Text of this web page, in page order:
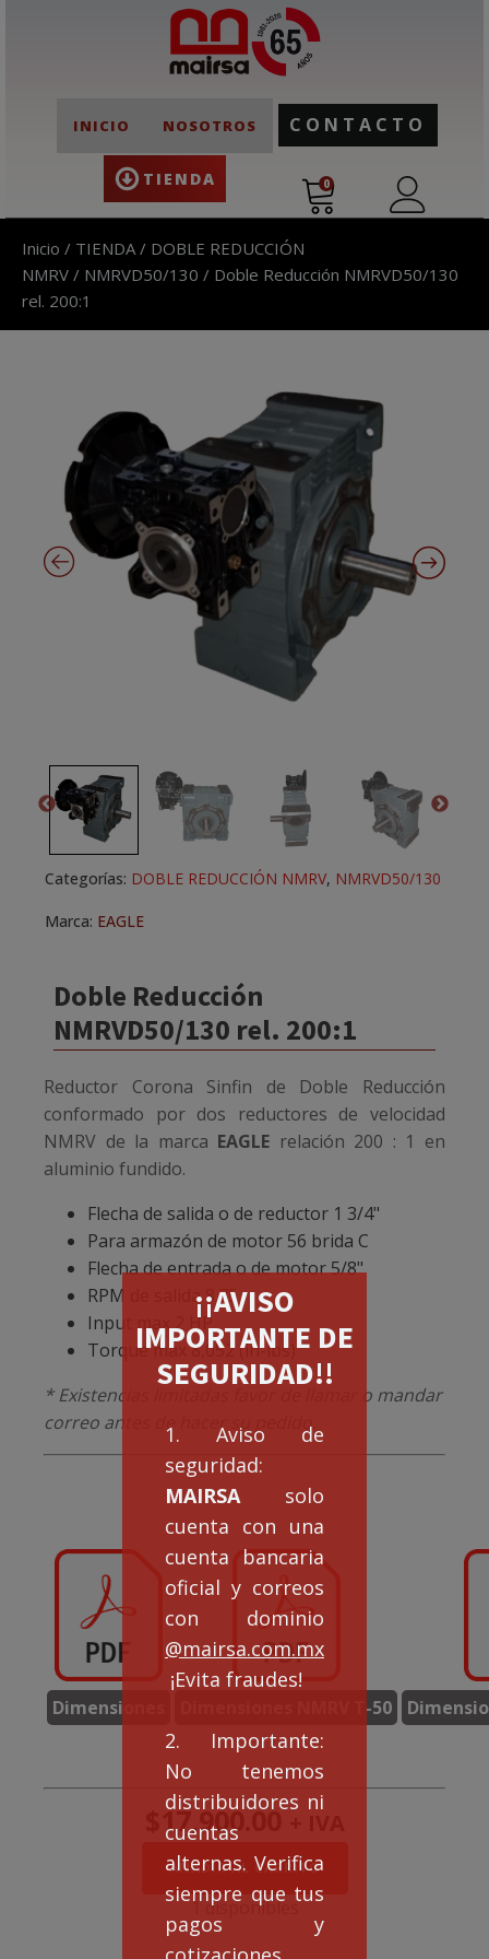
INICIO NOSOTROS
TIENDA
CONTACTO
0
¡¡AVISO
IMPORTANTE DE
SEGURIDAD!!
1. Aviso de
seguridad:
MAIRSAsolo
cuenta con una
cuenta bancaria
oficial y correos
con dominio
@mairsa.com.mx
¡Evita fraudes!
2. Importante:
No tenemos
distribuidores ni
cuentas
alternas. Verifica
siempre que tus
pagos y
Inicio / TIENDA / DOBLE REDUCCIÓN
NMRV / NMRVD50/130 / Doble Reducción NMRVD50/130
rel. 200:1
Doble Reducción
NMRVD50/130 rel. 200:1
Reductor Corona Sinfin de Doble Reducción
conformado por dos reductores de velocidad
NMRV de la marca EAGLE relación 200 : 1 en
aluminio fundido.
Flecha de salida o de reductor 1 3/4"
Para armazón de motor 56 brida C
Flecha de entrada o de motor 5/8"
RPM de salida 8.75
Input max 2 HP
Torque max 8,052 (in-lbs)
* Existencias limitadas favor de llamar o mandar
correo antes de hacer su pedido.
Dimensiones Dimensiones NMRV T-50
17,900.00
Doble
NMRVD50/130
AÑADIR AL CARRITO
1 disponibles
Categorías: DOBLE REDUCCIÓN NMRV, NMRVD50/130
Marca: EAGLE